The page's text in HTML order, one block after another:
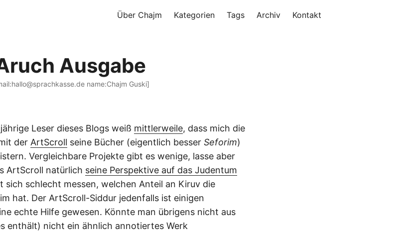
Über Chajm Kategorien Tags Archiv Kontakt
Ausgabe
name:Chajm Guski]
Leser dieses Blogs weiß mittlerweile, dass mich die
der ArtScroll seine Bücher (eigentlich besser Seforim)
Vergleichbare Projekte gibt es wenige, lasse aber
ArtScroll natürlich seine Perspektive auf das Judentum
sich schlecht messen, welchen Anteil an Kiruv die
hat. Der ArtScroll-Siddur jedenfalls ist einigen
echte Hilfe gewesen. Könnte man übrigens nicht aus
enthält) nicht ein ähnlich annotiertes Werk